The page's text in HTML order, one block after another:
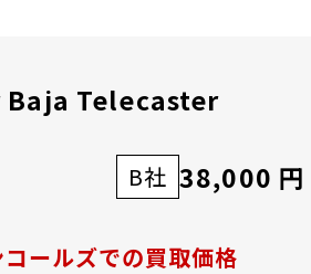
Telecaster
B社 38,000 円
コールズでの買取価格